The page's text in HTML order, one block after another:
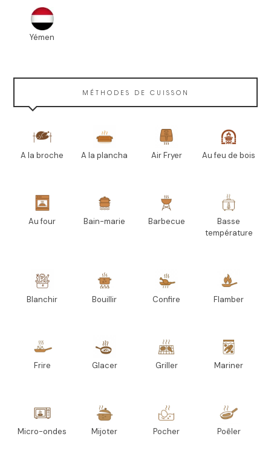
Yémen
MÉTHODES DE CUISSON
A la broche A la plancha Air Fryer Au feu de bois
Au four Bain-marie Barbecue
Basse
température
Blanchir Bouillir Confire Flamber
Frire Glacer Griller Mariner
Micro-ondes Mijoter Pocher Poêler